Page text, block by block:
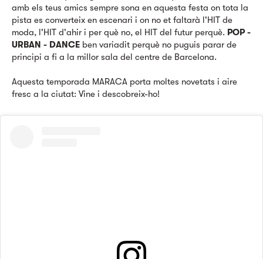
amb els teus amics sempre sona en aquesta festa on tota la
pista es converteix en escenari i on no et faltarà l'HIT de
moda, l'HIT d'ahir i per què no, el HIT del futur perquè. POP -
URBAN - DANCE ben variadit perquè no puguis parar de
principi a fi a la millor sala del centre de Barcelona.
Aquesta temporada MARACA porta moltes novetats i aire
fresc a la ciutat: Vine i descobreix-ho!